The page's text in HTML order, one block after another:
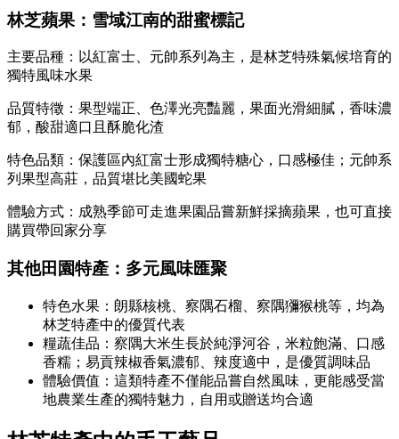
林芝蘋果：雪域江南的甜蜜標記
主要品種：以紅富士、元帥系列為主，是林芝特殊氣候培育的
獨特風味水果
品質特徵：果型端正、色澤光亮豔麗，果面光滑細膩，香味濃
郁，酸甜適口且酥脆化渣
特色品類：保護區內紅富士形成獨特糖心，口感極佳；元帥系
列果型高莊，品質堪比美國蛇果
體驗方式：成熟季節可走進果園品嘗新鮮採摘蘋果，也可直接
購買帶回家分享
其他田園特產：多元風味匯聚
特色水果：朗縣核桃、察隅石榴、察隅獼猴桃等，均為
林芝特產中的優質代表
糧蔬佳品：察隅大米生長於純淨河谷，米粒飽滿、口感
香糯；易貢辣椒香氣濃郁、辣度適中，是優質調味品
體驗價值：這類特產不僅能品嘗自然風味，更能感受當
地農業生產的獨特魅力，自用或贈送均合適